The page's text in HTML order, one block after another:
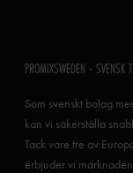
PROMIXSWEDEN - SVENSK
Som svenskt bolag
kan vi säkerställa
Tack vare tre av
erbjuder vi